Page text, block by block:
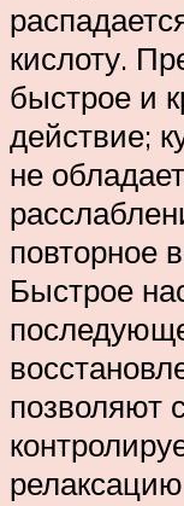
кислоту.
быстрое и
действие;
не
повторное
Быстрое
позволяют